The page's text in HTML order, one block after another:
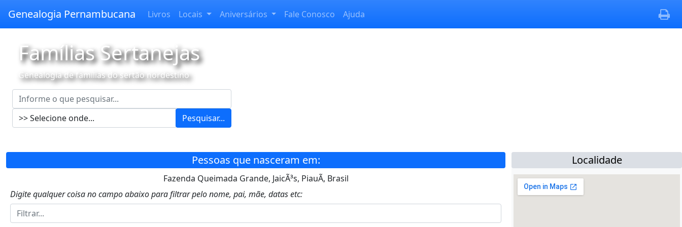
Genealogia Pernambucana Livros Locais Aniversários Fale Conosco Ajuda
Famílias Sertanejas
Genealogia de famílias do sertão nordestino
Pesquisar...
Pessoas que nasceram em:
Fazenda Queimada Grande, JaicÃ³s, PiauÃ­, Brasil
Digite qualquer coisa no campo abaixo para filtrar pelo nome, pai, mãe, datas etc:
Localidade